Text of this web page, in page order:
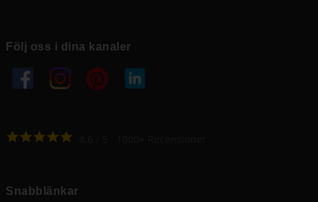
Följ oss i dina kanaler
Snabblänkar